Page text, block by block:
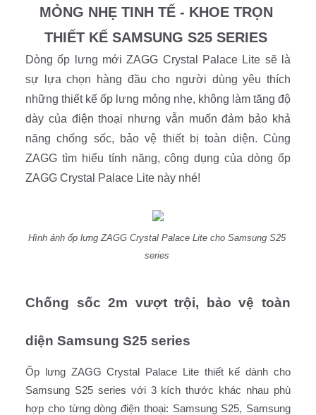
MỎNG NHẸ TINH TẾ - KHOE TRỌN
THIẾT KẾ SAMSUNG S25 SERIES
Dòng ốp lưng mới ZAGG Crystal Palace Lite sẽ là
sự lựa chọn hàng đầu cho người dùng yêu thích
những thiết kế ốp lưng mỏng nhẹ, không làm tăng độ
dày của điện thoại nhưng vẫn muốn đảm bảo khả
năng chống sốc, bảo vệ thiết bị toàn diện. Cùng
ZAGG tìm hiểu tính năng, công dụng của dòng ốp
ZAGG Crystal Palace Lite này nhé!
Hình ảnh ốp lưng ZAGG Crystal Palace Lite cho Samsung S25
series
Chống sốc 2m vượt trội, bảo vệ toàn
diện Samsung S25 series
Ốp lưng ZAGG Crystal Palace Lite thiết kế dành cho
Samsung S25 series với 3 kích thước khác nhau phù
hợp cho từng dòng điện thoại: Samsung S25, Samsung